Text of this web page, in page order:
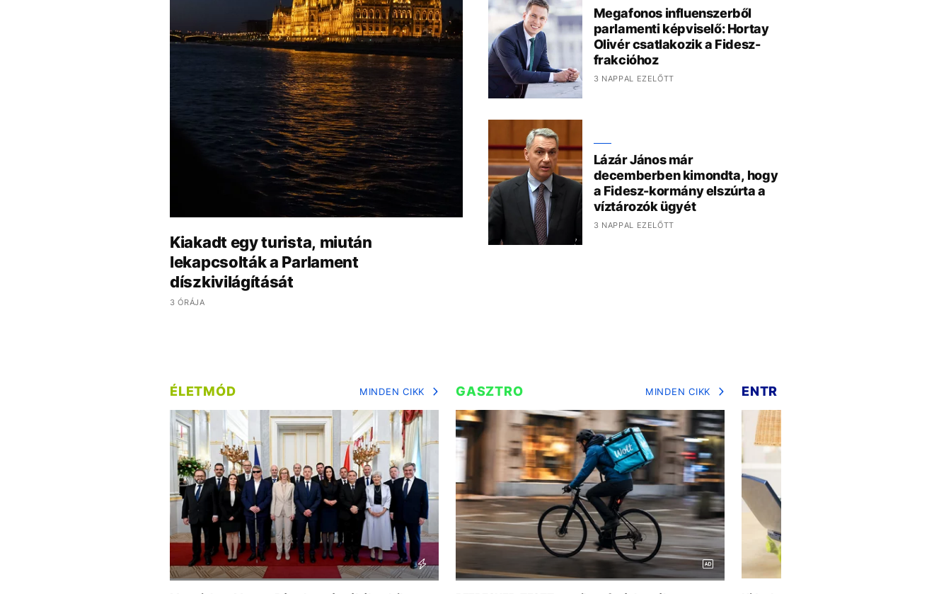
Kiakadt egy turista, miután
lekapcsolták a Parlament
díszkivilágítását
3 ÓRÁJA
Megafonos influenszerből
parlamenti képviselő: Hortay
Olivér csatlakozik a Fidesz-
frakcióhoz
3 NAPPAL EZELŐTT
Lázár János már
decemberben kimondta, hogy
a Fidesz-kormány elszúrta a
víztározók ügyét
3 NAPPAL EZELŐTT
ÉLETMÓD MINDEN CIKK GASZTRO MINDEN CIKK ENTR